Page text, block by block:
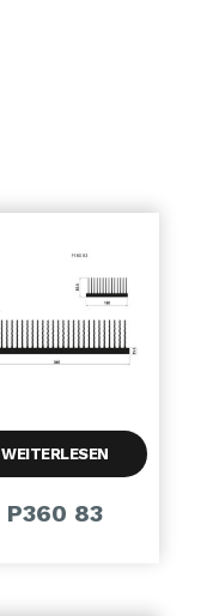
WEITERLESEN
P360 83